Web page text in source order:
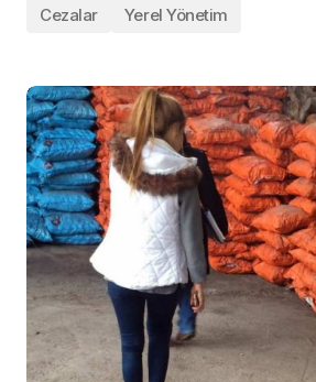
Cezalar Yerel Yönetim